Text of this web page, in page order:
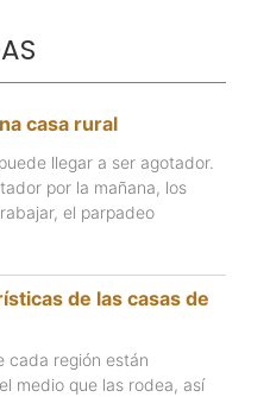
casa rural
llegar a ser agotador.
por la mañana, los
el parpadeo
de las casas de
cada región están
medio que las rodea, así